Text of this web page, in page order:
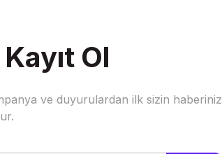
Ol
ve duyurulardan ilk sizin haberiniz